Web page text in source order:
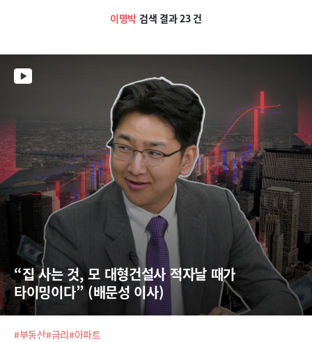
이명박 검색 결과 23 건
“집 사는 것, 모 대형건설사 적자날 때가
타이밍이다” (배문성 이사)
#부동산#금리#아파트